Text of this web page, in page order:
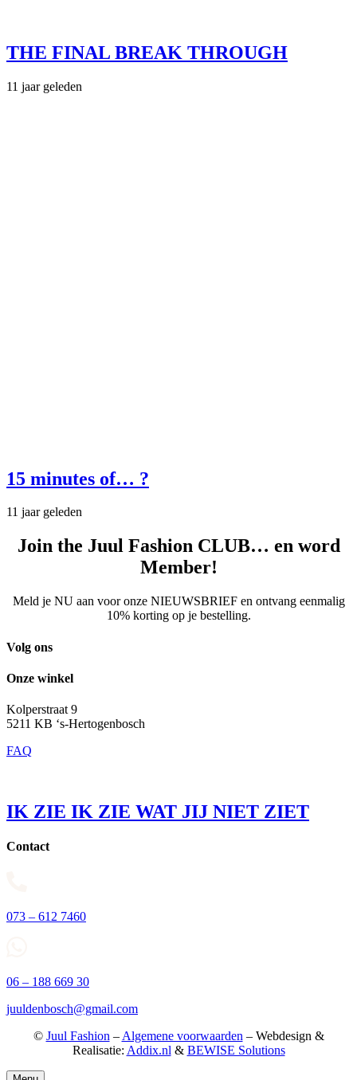
THE FINAL BREAK THROUGH
11 jaar geleden
15 minutes of… ?
11 jaar geleden
Join the Juul Fashion CLUB… en word
Member!
Meld je NU aan voor onze NIEUWSBRIEF en ontvang eenmalig
10% korting op je bestelling.
Volg ons
Onze winkel
Kolperstraat 9
5211 KB ‘s-Hertogenbosch
FAQ
IK ZIE IK ZIE WAT JIJ NIET ZIET
Contact
073 – 612 7460
06 – 188 669 30
juuldenbosch@gmail.com
© Juul Fashion – Algemene voorwaarden – Webdesign &
Realisatie: Addix.nl & BEWISE Solutions